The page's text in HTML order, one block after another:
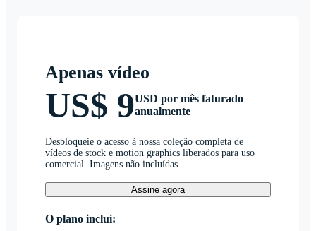
Apenas vídeo
US$ 9USD por mês faturado
anualmente
Desbloqueie o acesso à nossa coleção completa de
vídeos de stock e motion graphics liberados para uso
comercial. Imagens não incluídas.
Assine agora
O plano inclui: